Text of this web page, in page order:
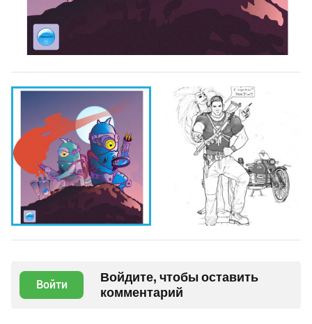
Войти
Войдите, чтобы оставить
комментарий